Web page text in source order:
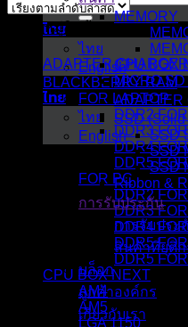
MEMORY
CPU BOX
MICRO
ADAPTER
SSD
SSD
SSD
SSD
Ribbon &
การรับประกัน
การรับประ
สินค้าที่ยุติก
บล็อก
ลูกค้าองค์กร
เกี่ยวกับเรา
ไทย
ไทย
English
ไทย
ไทย
English
หมวดหมู่สินค้า
ADAPTER
BLACKBERRY RAM
FOR LAPTOP
DDR2
DDR3
DDR4
DDR5
FOR PC
DDR2
DDR3
DDR4
DDR5
DDR5
CPU BOX NEXT
AM4
AM5
LGA 1150